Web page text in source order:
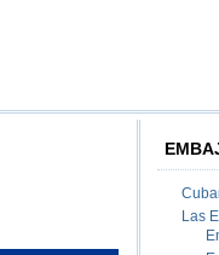
Las